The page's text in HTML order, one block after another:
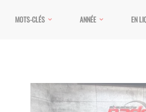
MOTS-CLÉS ANNÉE EN